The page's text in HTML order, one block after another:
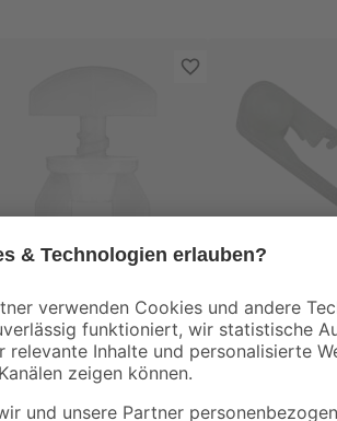
Zwischenfeststeller
für Vorhangschienen 6
Stück
2,99
Gardinia
UV-
Stück